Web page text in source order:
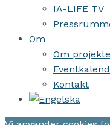
IA-LIFE TV
Om
Om
Kontakt